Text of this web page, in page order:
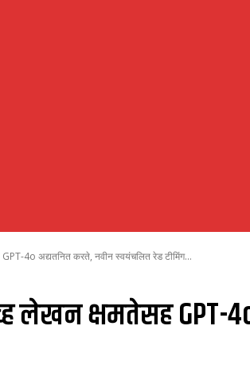
4o अद्यतनित करते, नवीन स्वयंचलित रेड टीमिंग...
लेखन क्षमतेसह